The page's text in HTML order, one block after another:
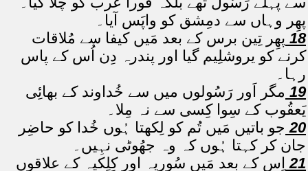
پھِر وہاں سے دمِشق کو واپَس آیا۔
18 پھِر تِین برس کے بعد مَیں کیفا سے مُلاقات
کرنے کو یروشلِیم گیا اور پندرہ دِن اُس کے پاس
رہا۔
19 مگر اَور رَسُولوں میں سے خُداوند کے بھائِی
یَعقُوب کے سِوا کِسی سے نہ مِلا۔
20 جو باتیں مَیں تُم کو لِکھتا ہُوں خُدا کو حاضِر
جان کر کہتا ہُوں کہ وہ جھُوٹی نہِیں۔
21 اِس کے بعد مَیں سُوریہ اور کِلِکیہ کے علاقوں